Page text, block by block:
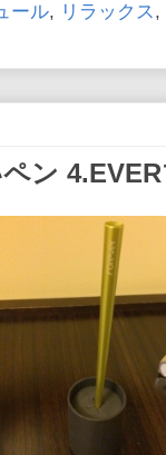
ール, リラックス,
ン